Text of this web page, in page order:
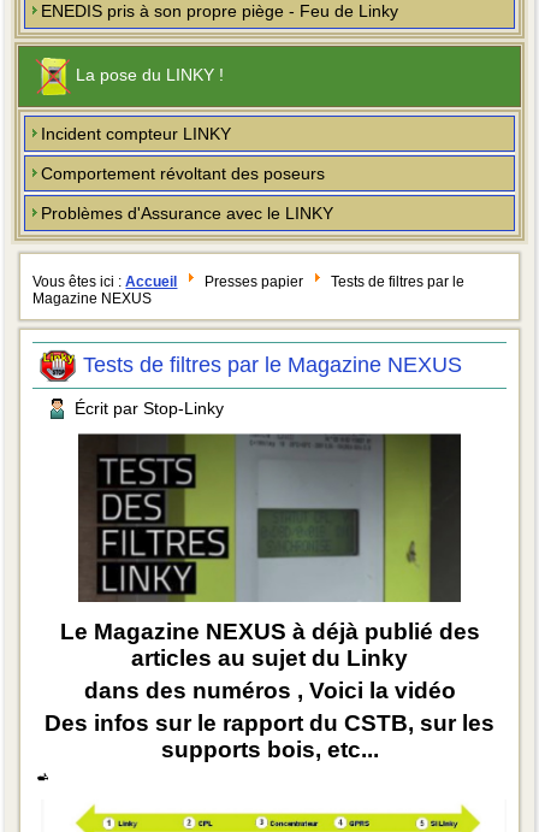
ENEDIS pris à son propre piège - Feu de Linky
La pose du LINKY !
Incident compteur LINKY
Comportement révoltant des poseurs
Problèmes d'Assurance avec le LINKY
Vous êtes ici :Accueil Presses papier
Tests de filtres par le
Magazine NEXUS
Tests de filtres par le Magazine NEXUS
Écrit par Stop-Linky
Le Magazine NEXUS à déjà publié des
articles au sujet du Linky
dans des numéros , Voici la vidéo
Des infos sur le rapport du CSTB, sur les
supports bois, etc...